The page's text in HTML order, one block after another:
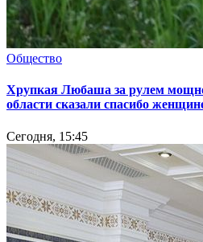
Общество
Хрупкая Любаша за рулем
области сказали спасибо
Сегодня, 15:45